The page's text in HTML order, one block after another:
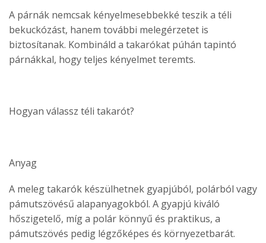
A párnák nemcsak kényelmesebbekké teszik a téli
bekuckózást, hanem további melegérzetet is
biztosítanak. Kombináld a takarókat púhán tapintó
párnákkal, hogy teljes kényelmet teremts.
Hogyan válassz téli takarót?
Anyag
A meleg takarók készülhetnek gyapjúból, polárból vagy
pámutszövésű alapanyagokból. A gyapjú kiváló
hőszigetelő, míg a polár könnyű és praktikus, a
pámutszövés pedig légzőképes és környezetbarát.